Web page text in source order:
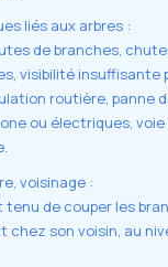
liés aux arbres :
de branches,
visibilité insuffisante
routière, panne
ou électriques,
voisinage :
de couper les
chez son voisin, au